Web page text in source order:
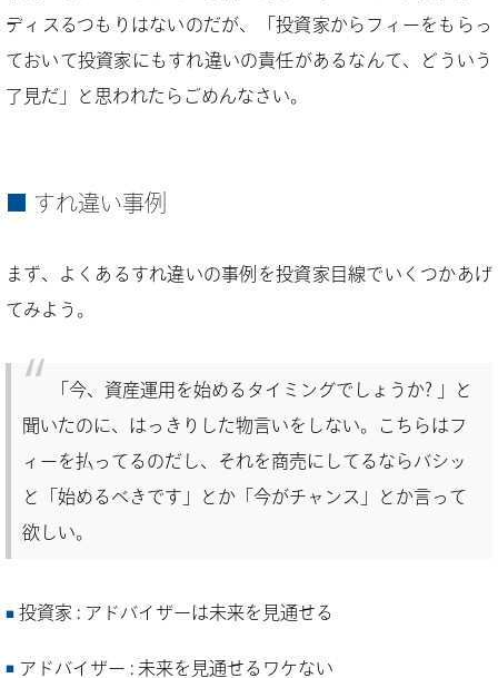
ディスるつもりはないのだが、「投資家からフィーをもらっ
ておいて投資家にもすれ違いの責任があるなんて、どういう
了見だ」と思われたらごめんなさい。
すれ違い事例
まず、よくあるすれ違いの事例を投資家目線でいくつかあげ
てみよう。
「今、資産運用を始めるタイミングでしょうか? 」と
聞いたのに、はっきりした物言いをしない。こちらはフ
ィーを払ってるのだし、それを商売にしてるならバシッ
と「始めるべきです」とか「今がチャンス」とか言って
欲しい。
投資家 : アドバイザーは未来を見通せる
アドバイザー : 未来を見通せるワケない